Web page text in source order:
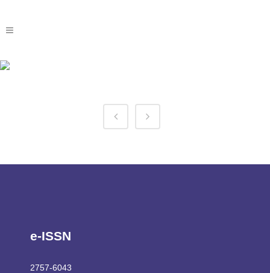
e-ISSN
2757-6043